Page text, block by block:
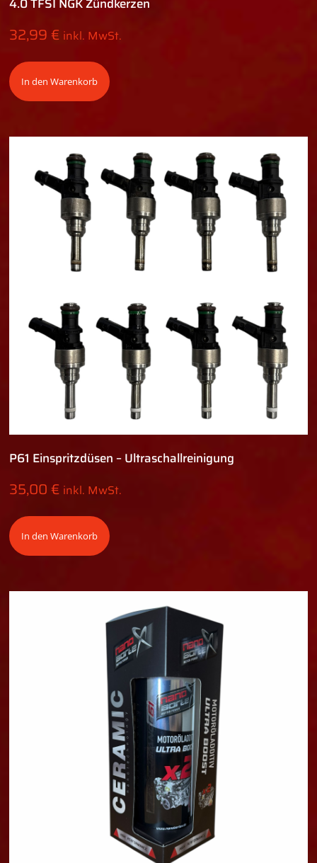
32,99€ inkl. MwSt.
In den Warenkorb
P61 Einspritzdüsen – Ultraschallreinigung
35,00€ inkl. MwSt.
In den Warenkorb